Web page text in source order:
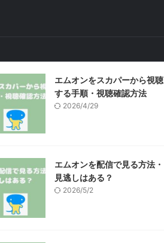
エムオンをスカパーから視聴
する手順・視聴確認方法
2026/4/29
エムオンを配信で見る方法・
見逃しはある？
2026/5/2